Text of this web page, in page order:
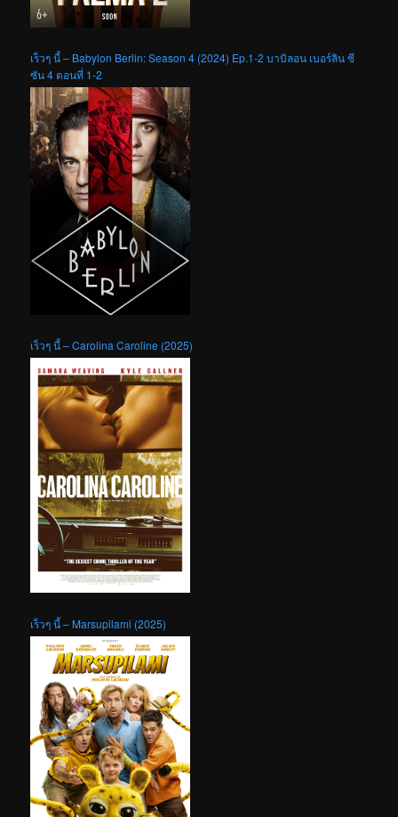
เร็วๆ นี้ – Babylon Berlin: Season 4 (2024) Ep.1-2 บาบิลอน เบอร์ลิน ซี
ซัน 4 ตอนที่ 1-2
เร็วๆ นี้ – Carolina Caroline (2025)
เร็วๆ นี้ – Marsupilami (2025)